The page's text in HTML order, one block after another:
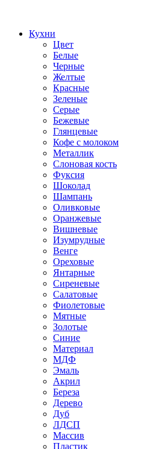
Кухни
Цвет
Белые
Черные
Желтые
Красные
Зеленые
Серые
Бежевые
Глянцевые
Кофе с молоком
Металлик
Слоновая кость
Фуксия
Шоколад
Шампань
Оливковые
Оранжевые
Вишневые
Изумрудные
Венге
Ореховые
Янтарные
Сиреневые
Салатовые
Фиолетовые
Мятные
Золотые
Синие
Материал
МДФ
Эмаль
Акрил
Береза
Дерево
Дуб
ЛДСП
Массив
Пластик